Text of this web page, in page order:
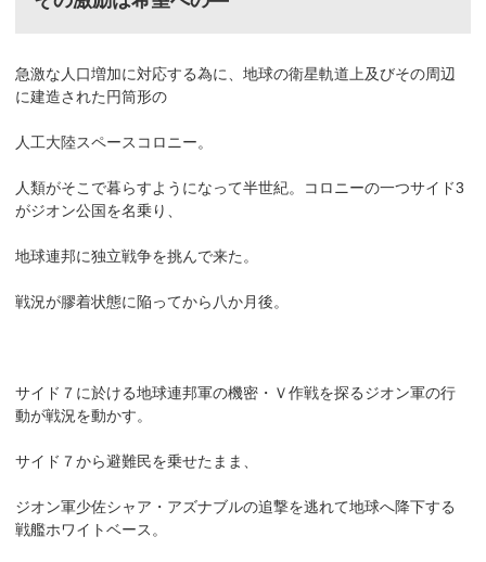
急激な人口増加に対応する為に、地球の衛星軌道上及びその周辺
に建造された円筒形の
人工大陸スペースコロニー。
人類がそこで暮らすようになって半世紀。コロニーの一つサイド3
がジオン公国を名乗り、
地球連邦に独立戦争を挑んで来た。
戦況が膠着状態に陥ってから八か月後。
サイド７に於ける地球連邦軍の機密・Ｖ作戦を探るジオン軍の行
動が戦況を動かす。
サイド７から避難民を乗せたまま、
ジオン軍少佐シャア・アズナブルの追撃を逃れて地球へ降下する
戦艦ホワイトベース。